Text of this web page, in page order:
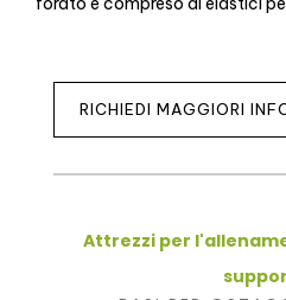
RICHIEDI MAGGIORI
Attrezzi per